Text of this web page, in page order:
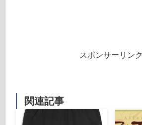
スポンサーリンク
関連記事